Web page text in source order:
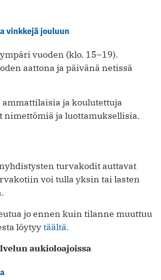
vinkkejä jouluun
vuoden (klo. 15–19).
aattona ja päivänä netissä
ja koulutettuja
nimettömiä ja luottamuksellisia.
turvakodit auttavat
voi tulla yksin tai lasten
jo ennen kuin tilanne muuttuu
löytyytäältä.
aukioloajoissa